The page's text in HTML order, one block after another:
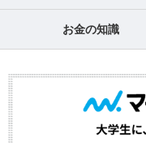
お金の知識